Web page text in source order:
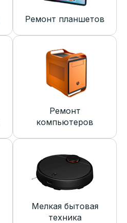
Ремонт планшетов
Ремонт
компьютеров
Мелкая бытовая
техника